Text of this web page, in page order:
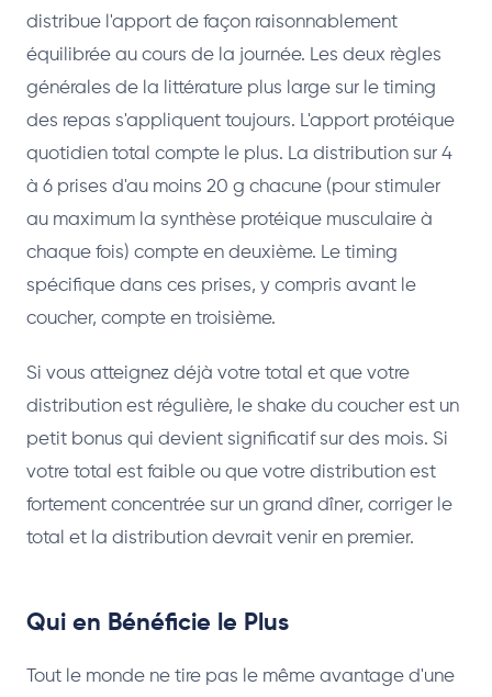
distribue l'apport de façon raisonnablement
équilibrée au cours de la journée. Les deux règles
générales de la littérature plus large sur le timing
des repas s'appliquent toujours. L'apport protéique
quotidien total compte le plus. La distribution sur 4
à 6 prises d'au moins 20 g chacune (pour stimuler
au maximum la synthèse protéique musculaire à
chaque fois) compte en deuxième. Le timing
spécifique dans ces prises, y compris avant le
coucher, compte en troisième.
Si vous atteignez déjà votre total et que votre
distribution est régulière, le shake du coucher est un
petit bonus qui devient significatif sur des mois. Si
votre total est faible ou que votre distribution est
fortement concentrée sur un grand dîner, corriger le
total et la distribution devrait venir en premier.
Qui en Bénéficie le Plus
Tout le monde ne tire pas le même avantage d'une